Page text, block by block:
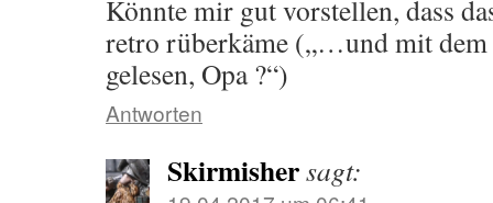
Könnte mir gut vorstellen, dass
retro rüberkäme („…und mit
gelesen, Opa ?“)
Antworten
Skirmishersagt: